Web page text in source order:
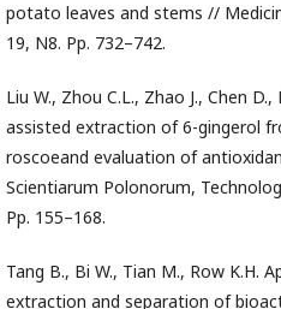
potato leaves and stems //
19, N8. Pp. 732–742.
Liu W., Zhou C.L., Zhao J., Chen
assisted extraction of 6-gingerol
roscoeand evaluation of
Scientiarum Polonorum,
Pp. 155–168.
Tang B., Bi W., Tian M., Row K.H.
extraction and separation of